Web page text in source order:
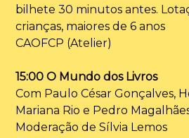
bilhete 30 minutos antes.
crianças, maiores de 6 anos
CAOFCP (Atelier)
15:00 O Mundo dos Livros
Com Paulo César Gonçalves,
Mariana Rio e Pedro
Moderação de Sílvia Lemos